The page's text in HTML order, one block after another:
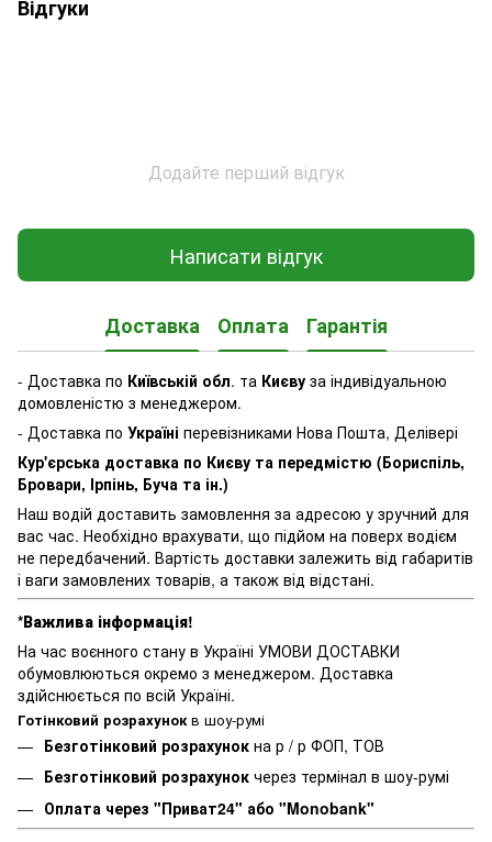
Відгуки
Додайте перший відгук
Написати відгук
Доставка Оплата Гарантія
- Доставка по Київській обл. та Києву за індивідуальною
домовленістю з менеджером.
- Доставка по Україні перевізниками Нова Пошта, Делівері
Кур'єрська доставка по Києву та передмістю (Бориспіль,
Бровари, Ірпінь, Буча та ін.)
Наш водій доставить замовлення за адресою у зручний для
вас час. Необхідно врахувати, що підйом на поверх водієм
не передбачений. Вартість доставки залежить від габаритів
і ваги замовлених товарів, а також від відстані.
*Важлива інформація!
На час воєнного стану в Україні УМОВИ ДОСТАВКИ
обумовлюються окремо з менеджером. Доставка
здійснюється по всій Україні.
Готінковий розрахунокв шоу-румі
Безготінковий розрахунок на р / р ФОП, ТОВ
Безготінковий розрахунок через термінал в шоу-румі
Оплата через "Приват24" або "Monobank"